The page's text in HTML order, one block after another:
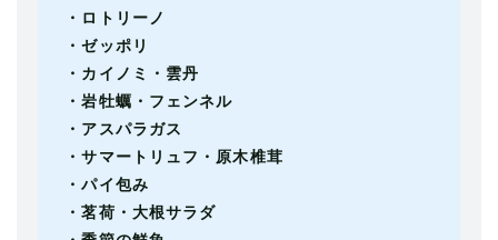
・ロトリーノ
・ゼッポリ
・カイノミ・雲丹
・岩牡蠣・フェンネル
・アスパラガス
・サマートリュフ・原木椎茸
・パイ包み
・茗荷・大根サラダ